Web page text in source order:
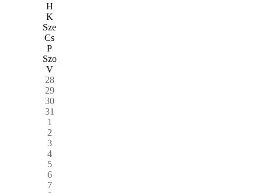
H
K
Sze
Cs
P
Szo
V
28
29
30
31
1
2
3
4
5
6
7